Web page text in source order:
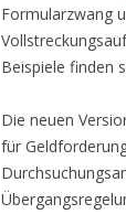
Formularzwang
Beispiele finden
Die neuen
für